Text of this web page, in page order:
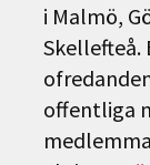
i Malmö,
Skellefteå.
offentliga